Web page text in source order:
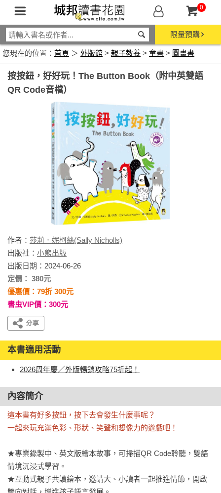
0
限量預購
您現在的位置： 首頁 ＞ 外版館 > 親子教養 > 童書 > 圖畫書
按按鈕，好好玩！The Button Book（附中英雙語
QR Code音檔）
作者： 莎莉．妮柯絲(Sally Nicholls)
出版社： 小熊出版
出版日期：2024-06-26
定價： 380元
優惠價：79折 300元
書虫VIP價：300元
本書適用活動
2026周年慶／外版暢銷攻略75折起！
內容簡介
這本書有好多按鈕，按下去會發生什麼事呢？
一起來玩充滿色彩、形狀、笑聲和想像力的遊戲吧！
★專業錄製中、英文版繪本故事，可掃描QR Code聆聽，雙語
情境沉浸式學習。
★互動式親子共讀繪本，邀請大、小讀者一起推進情節，開啟